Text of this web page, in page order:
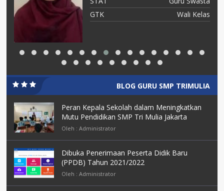
GTK
Wali Kelas
BLOG GURU SMP TRIMULIA
Peran Kepala Sekolah dalam Meningkatkan
Mutu Pendidikan SMP Tri Mulia Jakarta
Oleh : Administrator
Dibuka Penerimaan Peserta Didik Baru
(PPDB) Tahun 2021/2022
Oleh : Administrator